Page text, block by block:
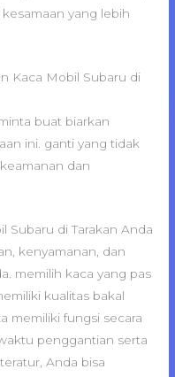
yang lebih
Kaca Mobil Subaru di
buat biarkan
ini. ganti yang tidak
dan
Subaru di Tarakan Anda
kenyamanan, dan
memilih kaca yang pas
kualitas bakal
memiliki fungsi secara
penggantian serta
Anda bisa